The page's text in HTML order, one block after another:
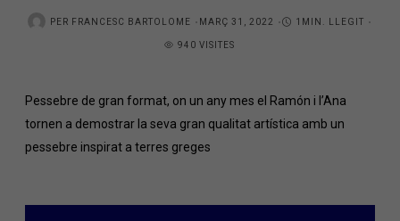
PER FRANCESC BARTOLOME MARÇ 31, 2022
1MIN. LLEGIT
940 VISITES
Pessebre de gran format, on un any mes el Ramón i l’Ana
tornen a demostrar la seva gran qualitat artística amb un
pessebre inspirat a terres greges